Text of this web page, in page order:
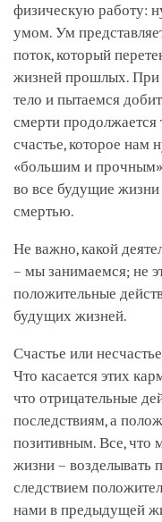
физическую работу:
умом. Ум
поток, который
жизней прошлых. При
тело и пытаемся
смерти
счастье, которое нам
«большим и
во все будущие
смертью.
Не важно, какой
– мы занимаемся; не
положительные
будущих жизней.
Счастье или
Что касается этих
что отрицательные
последствиям, а
позитивным. Все, что
жизни – возделывать
следствием
нами в предыдущей